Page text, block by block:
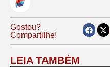
Gostou?
Compartilhe!
LEIA TAMBÉM